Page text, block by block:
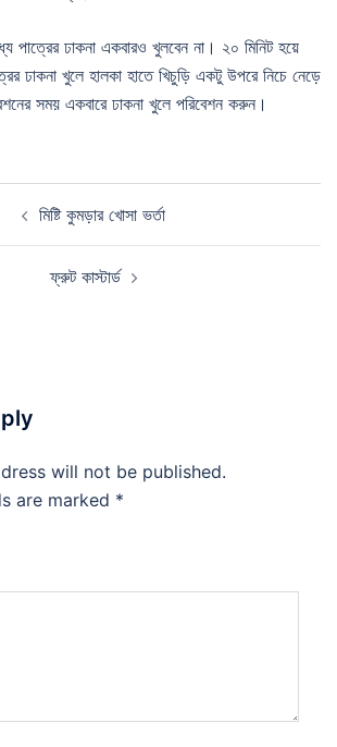
পাত্রের ঢাকনা একবারও খুলবেন না। ২০ মিনিট হয়ে
ঢাকনা খুলে হালকা হাতে খিচুড়ি একটু উপরে নিচে নেড়ে
সময় একবারে ঢাকনা খুলে পরিবেশন করুন।
মিষ্টি কুমড়ার খোসা ভর্তা
ফ্রুট কাস্টার্ড
will not be published.
are marked *